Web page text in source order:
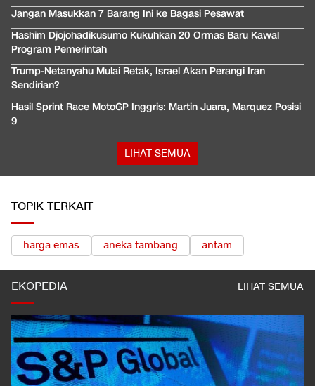
Jangan Masukkan 7 Barang Ini ke Bagasi Pesawat
Hashim Djojohadikusumo Kukuhkan 20 Ormas Baru Kawal
Program Pemerintah
Trump-Netanyahu Mulai Retak, Israel Akan Perangi Iran
Sendirian?
Hasil Sprint Race MotoGP Inggris: Martin Juara, Marquez Posisi
9
LIHAT SEMUA
TOPIK TERKAIT
harga emas aneka tambang antam
EKOPEDIA LIHAT SEMUA